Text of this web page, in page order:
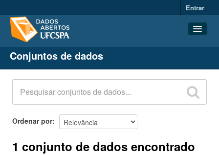
Entrar
Conjuntos de dados
Organizações
Grupos
Sobre
Conjuntos de dados
Ordenar por
1 conjunto de dados encontrado